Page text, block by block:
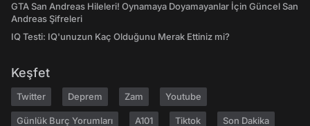
GTA San Andreas Hileleri! Oynamaya Doyamayanlar İçin Güncel San
Andreas Şifreleri
IQ Testi: IQ'unuzun Kaç Olduğunu Merak Ettiniz mi?
Keşfet
Twitter Deprem Zam Youtube
Günlük Burç Yorumları A101 Tiktok Son Dakika